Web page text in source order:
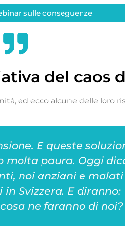
sulle conseguenze
del caos
ed ecco alcune delle loro
E queste
paura. Oggi
noi anziani e
Svizzera. E diranno:
ne faranno di noi?